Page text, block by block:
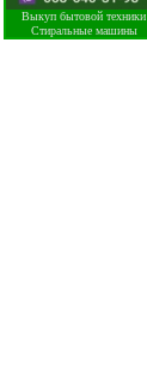
Выкуп бытовой техники
Стиральные машины